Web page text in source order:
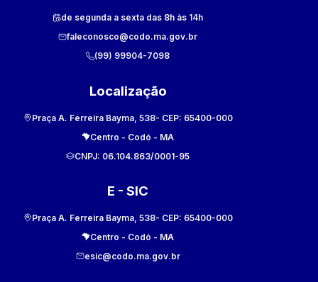
de segunda a sexta das 8h às 14h
faleconosco@codo.ma.gov.br
(99) 99904-7098
Localização
Praça A. Ferreira Bayma, 538- CEP: 65400-000
Centro - Codó - MA
CNPJ: 06.104.863/0001-95
E - SIC
Praça A. Ferreira Bayma, 538- CEP: 65400-000
Centro - Codó - MA
esic@codo.ma.gov.br